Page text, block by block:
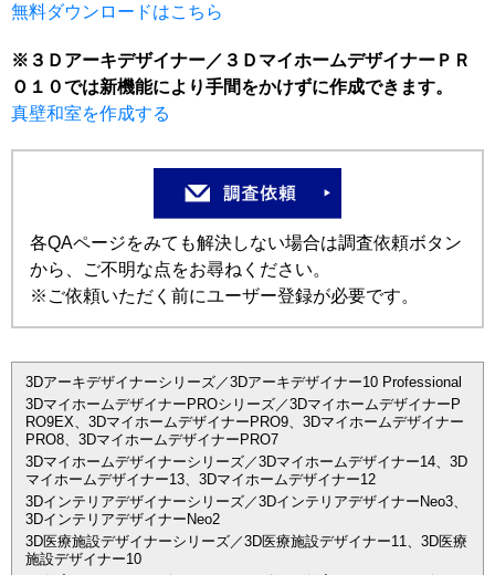
無料ダウンロードはこちら
※３Ｄアーキデザイナー／３ＤマイホームデザイナーＰＲ
Ｏ１０では新機能により手間をかけずに作成できます。
真壁和室を作成する
各QAページをみても解決しない場合は調査依頼ボタン
から、ご不明な点をお尋ねください。
※ご依頼いただく前にユーザー登録が必要です。
3Dアーキデザイナーシリーズ／3Dアーキデザイナー10 Professional
3DマイホームデザイナーPROシリーズ／3DマイホームデザイナーP
RO9EX、3DマイホームデザイナーPRO9、3Dマイホームデザイナー
PRO8、3DマイホームデザイナーPRO7
3Dマイホームデザイナーシリーズ／3Dマイホームデザイナー14、3D
マイホームデザイナー13、3Dマイホームデザイナー12
3Dインテリアデザイナーシリーズ／3DインテリアデザイナーNeo3、
3DインテリアデザイナーNeo2
3D医療施設デザイナーシリーズ／3D医療施設デザイナー11、3D医療
施設デザイナー10